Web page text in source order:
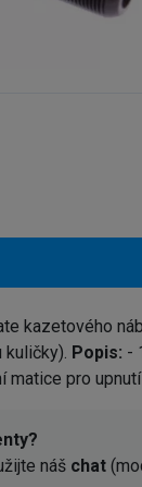
kazetového
kuličky). Popis: -
pro
náš chat